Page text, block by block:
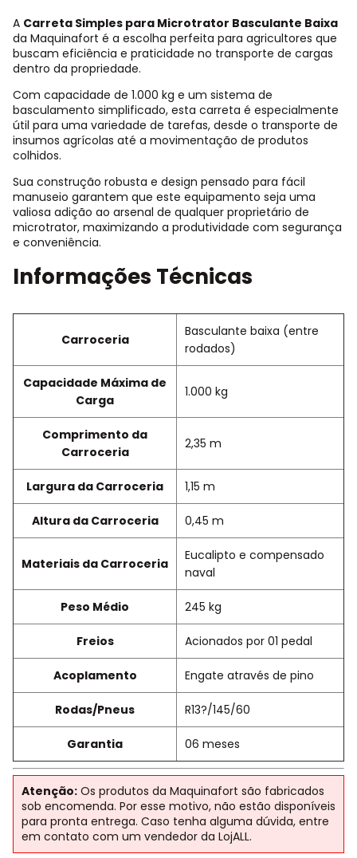
A Carreta Simples para Microtrator Basculante Baixa
da Maquinafort é a escolha perfeita para agricultores que
buscam eficiência e praticidade no transporte de cargas
dentro da propriedade.
Com capacidade de 1.000 kg e um sistema de
basculamento simplificado, esta carreta é especialmente
útil para uma variedade de tarefas, desde o transporte de
insumos agrícolas até a movimentação de produtos
colhidos.
Sua construção robusta e design pensado para fácil
manuseio garantem que este equipamento seja uma
valiosa adição ao arsenal de qualquer proprietário de
microtrator, maximizando a produtividade com segurança
e conveniência.
Informações Técnicas
Carroceria
Basculante baixa (entre
rodados)
Capacidade Máxima de
Carga
1.000 kg
Comprimento da
Carroceria
2,35 m
Largura da Carroceria 1,15 m
Altura da Carroceria 0,45 m
Materiais da Carroceria
Eucalipto e compensado
naval
Peso Médio 245 kg
Freios Acionados por 01 pedal
Acoplamento Engate através de pino
Rodas/Pneus R13?/145/60
Garantia 06 meses
Atenção: Os produtos da Maquinafort são fabricados
sob encomenda. Por esse motivo, não estão disponíveis
para pronta entrega. Caso tenha alguma dúvida, entre
em contato com um vendedor da LojALL.